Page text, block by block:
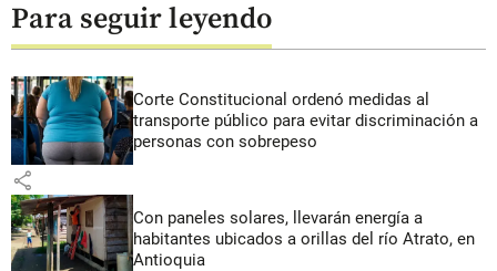
Para seguir leyendo
Corte Constitucional ordenó medidas al
transporte público para evitar discriminación a
personas con sobrepeso
share
Con paneles solares, llevarán energía a
habitantes ubicados a orillas del río Atrato, en
Antioquia